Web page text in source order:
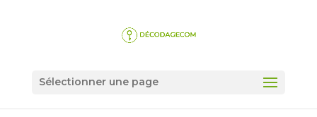
Sélectionner une page